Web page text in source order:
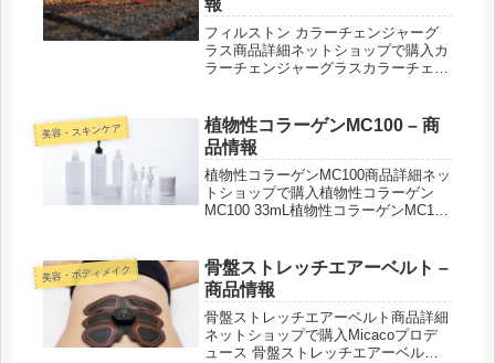
報
フィルストン カラーチェンジャーグ
ラス商品詳細ネットショップで購入カ
ラーチェンジャーグラスカラーチェン
ーチェンジャーグラス CCS-
PX372DXカラーチェンジ...
美容・スキンケア
植物性コラーゲンMC100 – 商
品情報
植物性コラーゲンMC100商品詳細ネッ
トショップで購入植物性コラーゲン
MC100 33mL植物性コラーゲンMC100
美容・ボディメイク
骨盤ストレッチエアーベルト –
商品情報
骨盤ストレッチエアーベルト商品詳細
ネットショップで購入Micacoプロデ
ュース 骨盤ストレッチエアーベルト